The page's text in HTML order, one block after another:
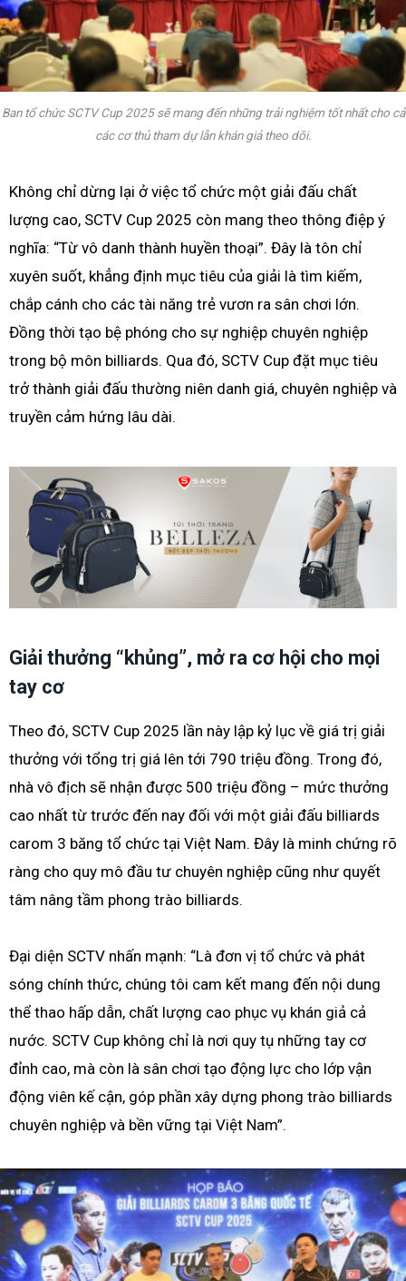
Ban tổ chức SCTV Cup 2025 sẽ mang đến những trải nghiệm tốt nhất cho cả
các cơ thủ tham dự lẫn khán giả theo dõi.
Không chỉ dừng lại ở việc tổ chức một giải đấu chất
lượng cao, SCTV Cup 2025 còn mang theo thông điệp ý
nghĩa: “Từ vô danh thành huyền thoại”. Đây là tôn chỉ
xuyên suốt, khẳng định mục tiêu của giải là tìm kiếm,
chắp cánh cho các tài năng trẻ vươn ra sân chơi lớn.
Đồng thời tạo bệ phóng cho sự nghiệp chuyên nghiệp
trong bộ môn billiards. Qua đó, SCTV Cup đặt mục tiêu
trở thành giải đấu thường niên danh giá, chuyên nghiệp và
truyền cảm hứng lâu dài.
Giải thưởng “khủng”, mở ra cơ hội cho mọi
tay cơ
Theo đó, SCTV Cup 2025 lần này lập kỷ lục về giá trị giải
thưởng với tổng trị giá lên tới 790 triệu đồng. Trong đó,
nhà vô địch sẽ nhận được 500 triệu đồng – mức thưởng
cao nhất từ trước đến nay đối với một giải đấu billiards
carom 3 băng tổ chức tại Việt Nam. Đây là minh chứng rõ
ràng cho quy mô đầu tư chuyên nghiệp cũng như quyết
tâm nâng tầm phong trào billiards.
Đại diện SCTV nhấn mạnh: “Là đơn vị tổ chức và phát
sóng chính thức, chúng tôi cam kết mang đến nội dung
thể thao hấp dẫn, chất lượng cao phục vụ khán giả cả
nước. SCTV Cup không chỉ là nơi quy tụ những tay cơ
đỉnh cao, mà còn là sân chơi tạo động lực cho lớp vận
động viên kế cận, góp phần xây dựng phong trào billiards
chuyên nghiệp và bền vững tại Việt Nam”.